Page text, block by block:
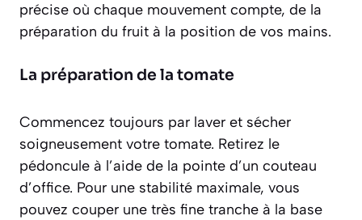
précise où chaque mouvement compte, de la
préparation du fruit à la position de vos mains.
La préparation de la tomate
Commencez toujours par laver et sécher
soigneusement votre tomate. Retirez le
pédoncule à l’aide de la pointe d’un couteau
d’office. Pour une stabilité maximale, vous
pouvez couper une très fine tranche à la base